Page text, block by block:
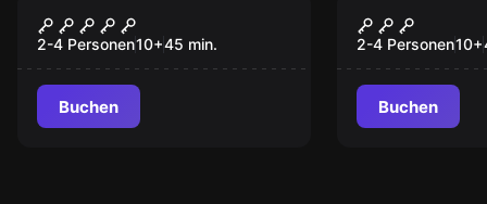
Alice VR
2-4 Personen10+45 min.
Buchen
Huxley VR
2-4 Personen10+
Buchen